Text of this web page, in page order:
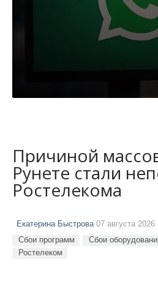
Причиной
Рунете стали
Ростелекома
Екатерина Быстрова 07 августа 2026
Сбои программ Сбои
Ростелеком